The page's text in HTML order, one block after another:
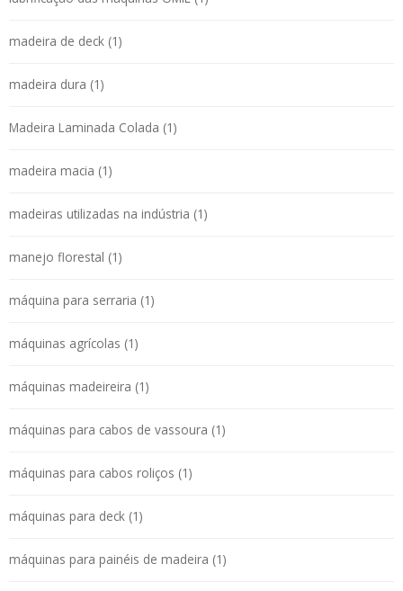
madeira de deck (1)
madeira dura (1)
Madeira Laminada Colada (1)
madeira macia (1)
madeiras utilizadas na indústria (1)
manejo florestal (1)
máquina para serraria (1)
máquinas agrícolas (1)
máquinas madeireira (1)
máquinas para cabos de vassoura (1)
máquinas para cabos roliços (1)
máquinas para deck (1)
máquinas para painéis de madeira (1)